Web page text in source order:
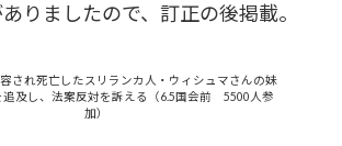
りましたので、訂正の後掲載。
され死亡したスリランカ人・ウィシュマさんの妹
追及し、法案反対を訴える（6.5国会前 5500人参
加）